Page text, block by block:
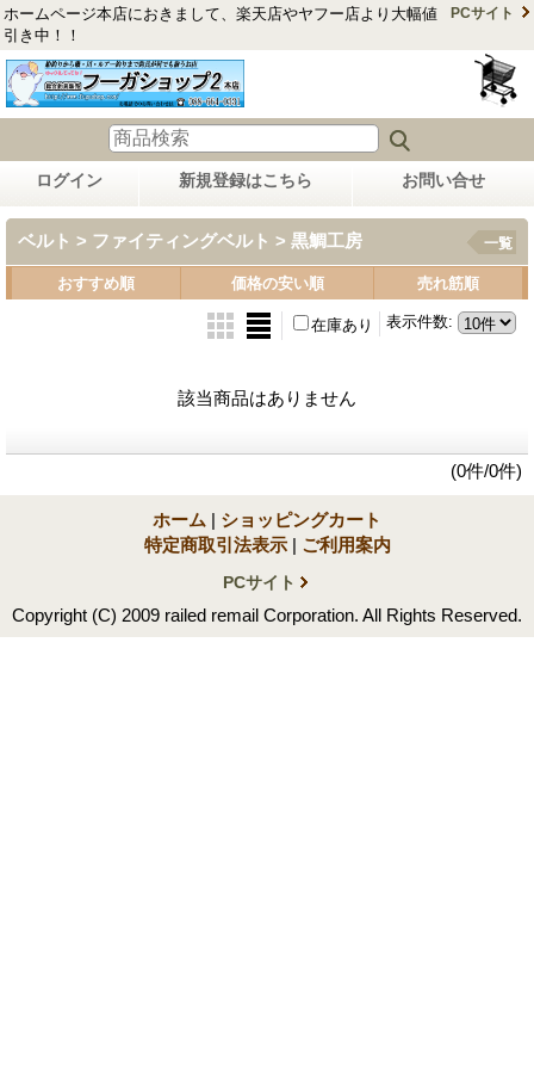
ホームページ本店におきまして、楽天店やヤフー店より大幅値
引き中！！
PCサイト
ログイン 新規登録はこちら お問い合せ
ベルト > ファイティングベルト > 黒鯛工房 一覧
おすすめ順 価格の安い順 売れ筋順
表示件数:
在庫あり
該当商品はありません
(0件/0件)
ホーム | ショッピングカート
特定商取引法表示 | ご利用案内
PCサイト
Copyright (C) 2009 railed remail Corporation. All Rights Reserved.